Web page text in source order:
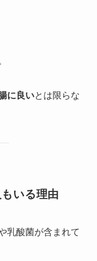
に良いとは限らな
いる理由
乳酸菌が含まれて